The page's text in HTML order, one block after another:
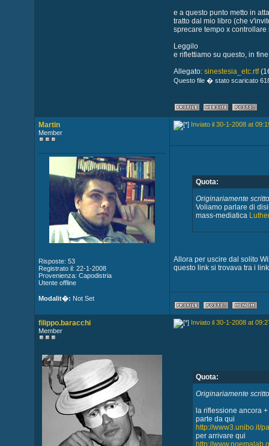
e a questo punto metto in
tratto dal mio libro (che
sprecare tempo x controllare
Leggilo
e riflettiamo su questo, in
Allegato: sinestesia_etc.rtf
Questo file � stato scaricato
Martin
Member
Risposte: 53
Registrato il: 22-1-2008
Provenienza: Capodistria
Utente offline
Modalit�: Not Set
Inviato il 30-1-2008 at
Quota:
Originariamente
Voliamo parlare di
mass-mediatica
Allora per uscire dal solito
questo link si trovava tra i
filippo.baracchi
Member
Inviato il 30-1-2008 at
Quota:
Originariamente
la riflessione ancora
parte da qui
http://www3.unibo.it/
per arrivare qui
http://